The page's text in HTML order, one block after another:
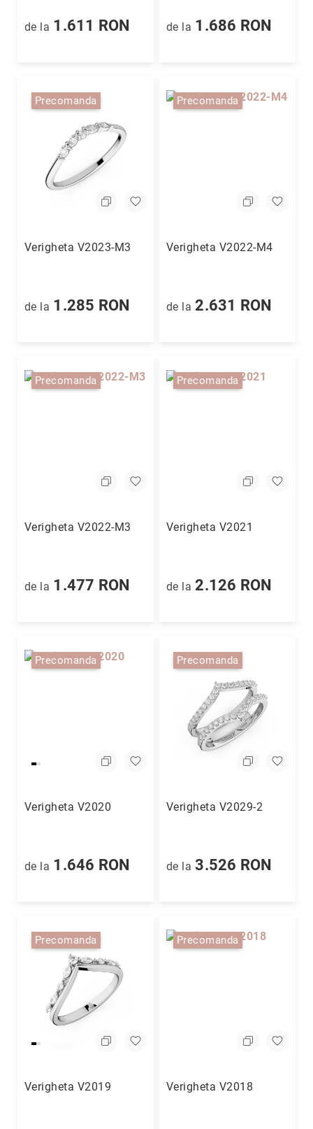
de la 1.611 RON de la 1.686 RON
Precomanda
Verigheta V2023-M3
de la 1.285 RON
Precomanda
Verigheta V2022-M4
de la 2.631 RON
Precomanda
Verigheta V2022-M3
de la 1.477 RON
Precomanda
Verigheta V2021
de la 2.126 RON
Precomanda
Verigheta V2020
de la 1.646 RON
Precomanda
Verigheta V2029-2
de la 3.526 RON
Precomanda
Verigheta V2019
Precomanda
Verigheta V2018